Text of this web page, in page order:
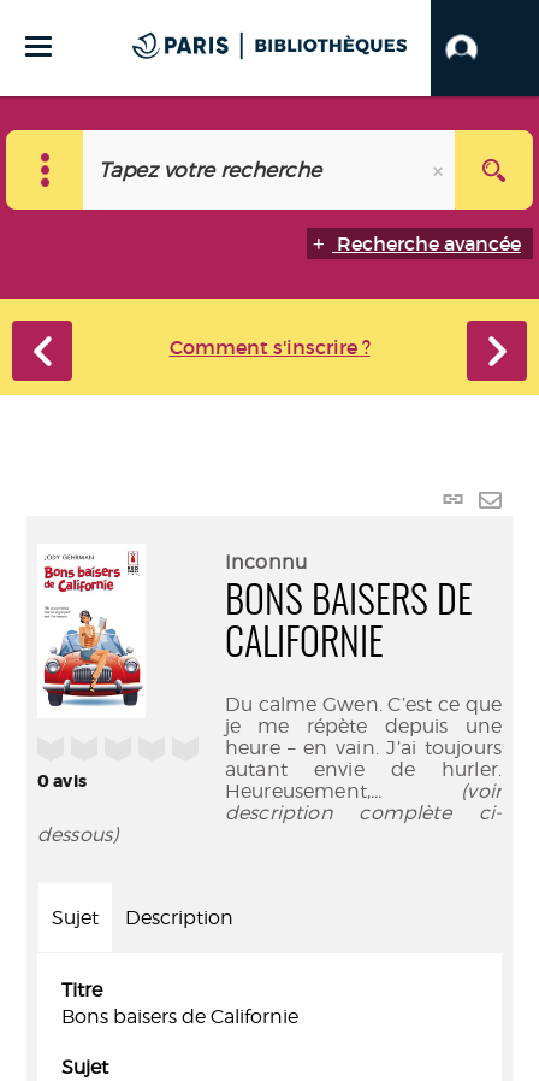
Recherche avancée
Comment s'inscrire ?
Lien
0avis
Inconnu
BONS BAISERS DE
CALIFORNIE
Du calme Gwen. C’est ce que
je me répète depuis une
heure – en vain. J’ai toujours
autant envie de hurler.
Heureusement,... (voir
description complète ci-
dessous)
Sujet Description
Titre
Bons baisers de Californie
Sujet